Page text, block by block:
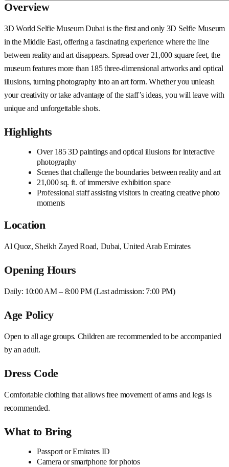
Overview
3D World Selfie Museum Dubai is the first and only 3D Selfie Museum
in the Middle East, offering a fascinating experience where the line
between reality and art disappears. Spread over 21,000 square feet, the
museum features more than 185 three-dimensional artworks and optical
illusions, turning photography into an art form. Whether you unleash
your creativity or take advantage of the staff’s ideas, you will leave with
unique and unforgettable shots.
Highlights
Over 185 3D paintings and optical illusions for interactive
photography
Scenes that challenge the boundaries between reality and art
21,000 sq. ft. of immersive exhibition space
Professional staff assisting visitors in creating creative photo
moments
Location
Al Quoz, Sheikh Zayed Road, Dubai, United Arab Emirates
Opening Hours
Daily: 10:00 AM – 8:00 PM (Last admission: 7:00 PM)
Age Policy
Open to all age groups. Children are recommended to be accompanied
by an adult.
Dress Code
Comfortable clothing that allows free movement of arms and legs is
recommended.
What to Bring
Passport or Emirates ID
Camera or smartphone for photos